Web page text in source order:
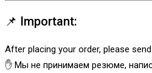
📌 Important:
After placing your order, please
✋ Мы не принимаем резюме,